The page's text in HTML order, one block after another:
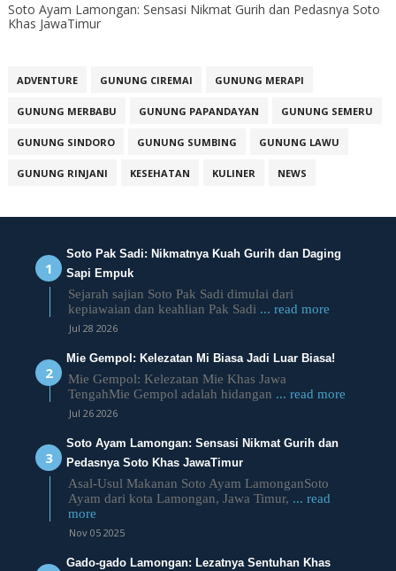
Soto Ayam Lamongan: Sensasi Nikmat Gurih dan Pedasnya Soto
Khas JawaTimur
ADVENTURE GUNUNG CIREMAI GUNUNG MERAPI
GUNUNG MERBABU GUNUNG PAPANDAYAN GUNUNG SEMERU
GUNUNG SINDORO GUNUNG SUMBING GUNUNG LAWU
GUNUNG RINJANI KESEHATAN KULINER NEWS
Soto Pak Sadi: Nikmatnya Kuah Gurih dan Daging
Sapi Empuk
Sejarah sajian Soto Pak Sadi dimulai dari
kepiawaian dan keahlian Pak Sadi ... read more
Jul 28 2026
Mie Gempol: Kelezatan Mi Biasa Jadi Luar Biasa!
Mie Gempol: Kelezatan Mie Khas Jawa
TengahMie Gempol adalah hidangan ... read more
Jul 26 2026
Soto Ayam Lamongan: Sensasi Nikmat Gurih dan
Pedasnya Soto Khas JawaTimur
Asal-Usul Makanan Soto Ayam LamonganSoto
Ayam dari kota Lamongan, Jawa Timur, ... read
more
Nov 05 2025
Gado-gado Lamongan: Lezatnya Sentuhan Khas